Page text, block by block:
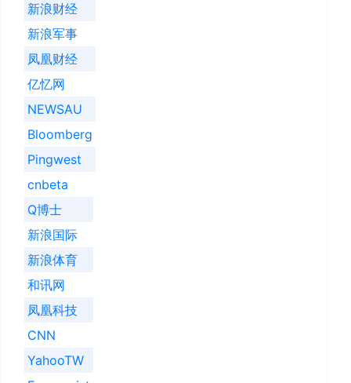
新浪财经
新浪军事
凤凰财经
亿忆网
NEWSAU
Bloomberg
Pingwest
cnbeta
Q博士
新浪国际
新浪体育
和讯网
凤凰科技
CNN
YahooTW